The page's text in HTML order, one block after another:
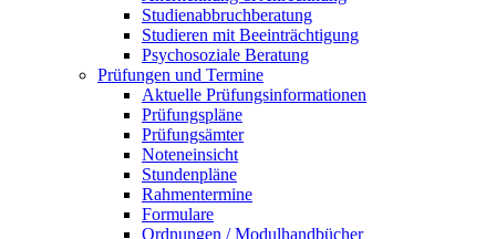
Studienabbruchberatung
Studieren mit Beeinträchtigung
Psychosoziale Beratung
Prüfungen und Termine
Aktuelle Prüfungsinformationen
Prüfungspläne
Prüfungsämter
Noteneinsicht
Stundenpläne
Rahmentermine
Formulare
Ordnungen / Modulhandbücher